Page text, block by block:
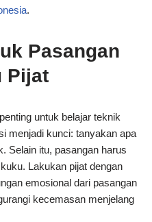
.
Pasangan
Pijat
untuk belajar teknik
menjadi kunci: tanyakan apa
Selain itu, pasangan harus
Lakukan pijat dengan
emosional dari pasangan
kecemasan menjelang